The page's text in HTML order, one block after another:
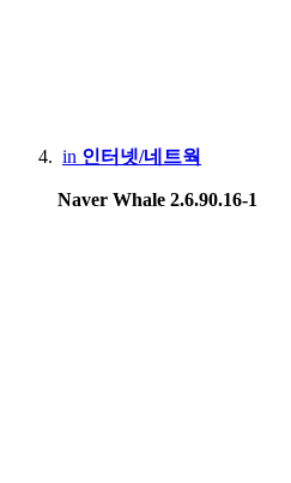
Game Console :
Sony PSP, PS3, PS4 Pro, PS5
in 인터넷/네트웍
Naver Whale 2.6.90.16-1